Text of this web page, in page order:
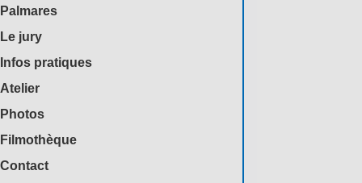
Palmares
Le jury
Infos pratiques
Atelier
Photos
Filmothèque
Contact